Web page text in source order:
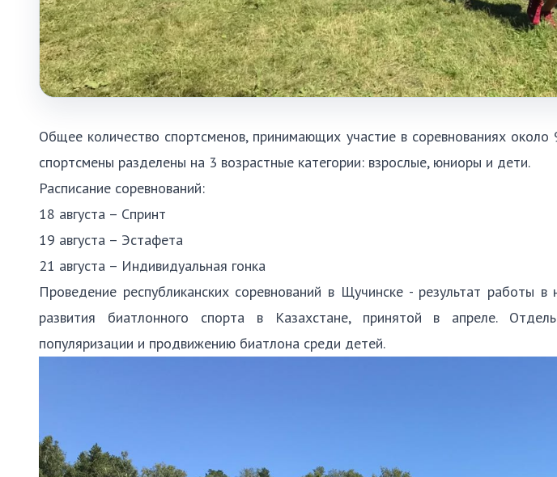
Общее количество спортсменов, принимающих участие в соревнованиях около
спортсмены разделены на 3 возрастные категории: взрослые, юниоры и дети.
Расписание соревнований:
18 августа – Спринт
19 августа – Эстафета
21 августа – Индивидуальная гонка
Проведение республиканских соревнований в Щучинске - результат работы в
развития биатлонного спорта в Казахстане, принятой в апреле.
популяризации и продвижению биатлона среди детей.